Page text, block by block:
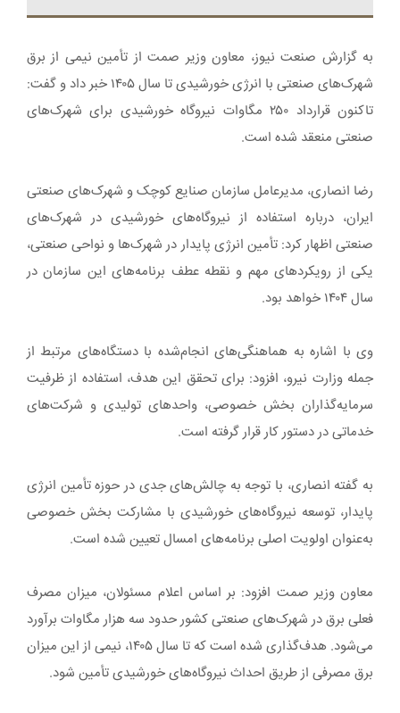
به گزارش صنعت نیوز، معاون وزیر صمت از تأمین نیمی از برق
شهرک‌های صنعتی با انرژی خورشیدی تا سال ۱۴۰۵ خبر داد و گفت:
تاکنون قرارداد ۲۵۰ مگاوات نیروگاه خورشیدی برای شهرک‌های
صنعتی منعقد شده است.
رضا انصاری، مدیرعامل سازمان صنایع کوچک و شهرک‌های صنعتی
ایران، درباره استفاده از نیروگاه‌های خورشیدی در شهرک‌های
صنعتی اظهار کرد: تأمین انرژی پایدار در شهرک‌ها و نواحی صنعتی،
یکی از رویکردهای مهم و نقطه عطف برنامه‌های این سازمان در
سال ۱۴۰۴ خواهد بود.
وی با اشاره به هماهنگی‌های انجام‌شده با دستگاه‌های مرتبط از
جمله وزارت نیرو، افزود: برای تحقق این هدف، استفاده از ظرفیت
سرمایه‌گذاران بخش خصوصی، واحدهای تولیدی و شرکت‌های
خدماتی در دستور کار قرار گرفته است.
به گفته انصاری، با توجه به چالش‌های جدی در حوزه تأمین انرژی
پایدار، توسعه نیروگاه‌های خورشیدی با مشارکت بخش خصوصی
به‌عنوان اولویت اصلی برنامه‌های امسال تعیین شده است.
معاون وزیر صمت افزود: بر اساس اعلام مسئولان، میزان مصرف
فعلی برق در شهرک‌های صنعتی کشور حدود سه هزار مگاوات برآورد
می‌شود. هدف‌گذاری شده است که تا سال ۱۴۰۵، نیمی از این میزان
برق مصرفی از طریق احداث نیروگاه‌های خورشیدی تأمین شود.